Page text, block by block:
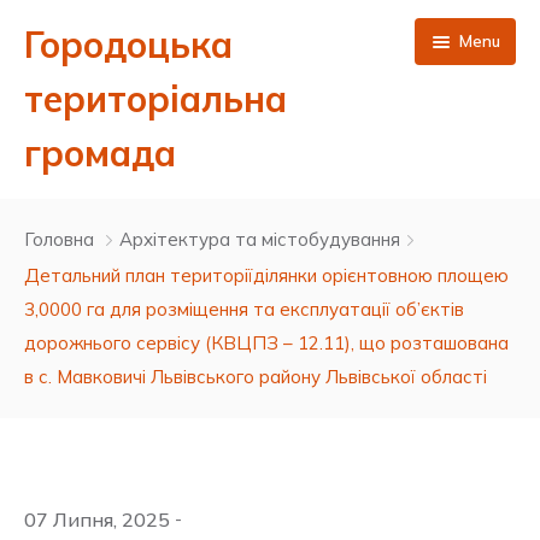
Городоцька
територіальна
громада
Menu
Новини
Публічна інформація
Сесії міської ради 8 скликання
Про нас
Керівництво міської ради
Головна
Архітектура та містобудування
Детальний план територіїділянки орієнтовною площею
3,0000 га для розміщення та експлуатації об’єктів
дорожнього сервісу (КВЦПЗ – 12.11), що розташована
в с. Мавковичі Львівського району Львівської області
07 Липня, 2025 -